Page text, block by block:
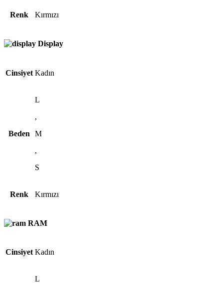
Renk Kırmızı
Display
Cinsiyet Kadın
Beden
L
,
M
,
S
Renk Kırmızı
RAM
Cinsiyet Kadın
L